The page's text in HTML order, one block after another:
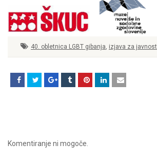
40. obletnica LGBT gibanja izjava za javnost
Komentiranje ni mogoče.